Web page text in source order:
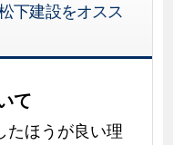
下建設をオスス
て
たほうが良い理